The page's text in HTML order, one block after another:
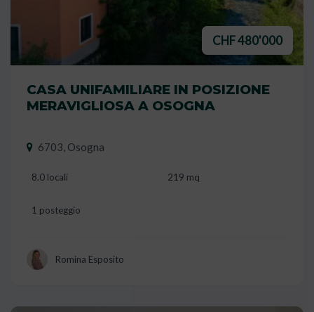
CHF 480'000
CASA UNIFAMILIARE IN POSIZIONE
MERAVIGLIOSA A OSOGNA
6703, Osogna
8.0 locali 219 mq
1 posteggio
Romina Esposito